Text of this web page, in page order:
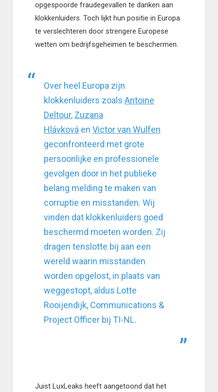
opgespoorde fraudegevallen te danken aan
klokkenluiders. Toch lijkt hun positie in Europa
te verslechteren door strengere Europese
wetten om bedrijfsgeheimen te beschermen.
Over heel Europa zijn
klokkenluiders zoals Antoine
Deltour, Zuzana
Hlávkováen Victor van Wulfen
geconfronteerd met grote
persoonlijke en professionele
gevolgen door in het publieke
belang melding te maken van
corruptie en misstanden. Wij
vinden dat klokkenluiders goed
beschermd moeten worden. Zij
dragen tenslotte bij aan een
wereld waarin misstanden
worden opgelost, in plaats van
weggestopt, aldus Lotte
Rooijendijk, Communications &
Project Officer bij TI-NL.
Juist LuxLeaks heeft aangetoond dat het